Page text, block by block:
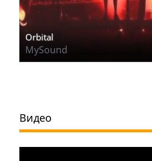
Orbital
MySound
Видео